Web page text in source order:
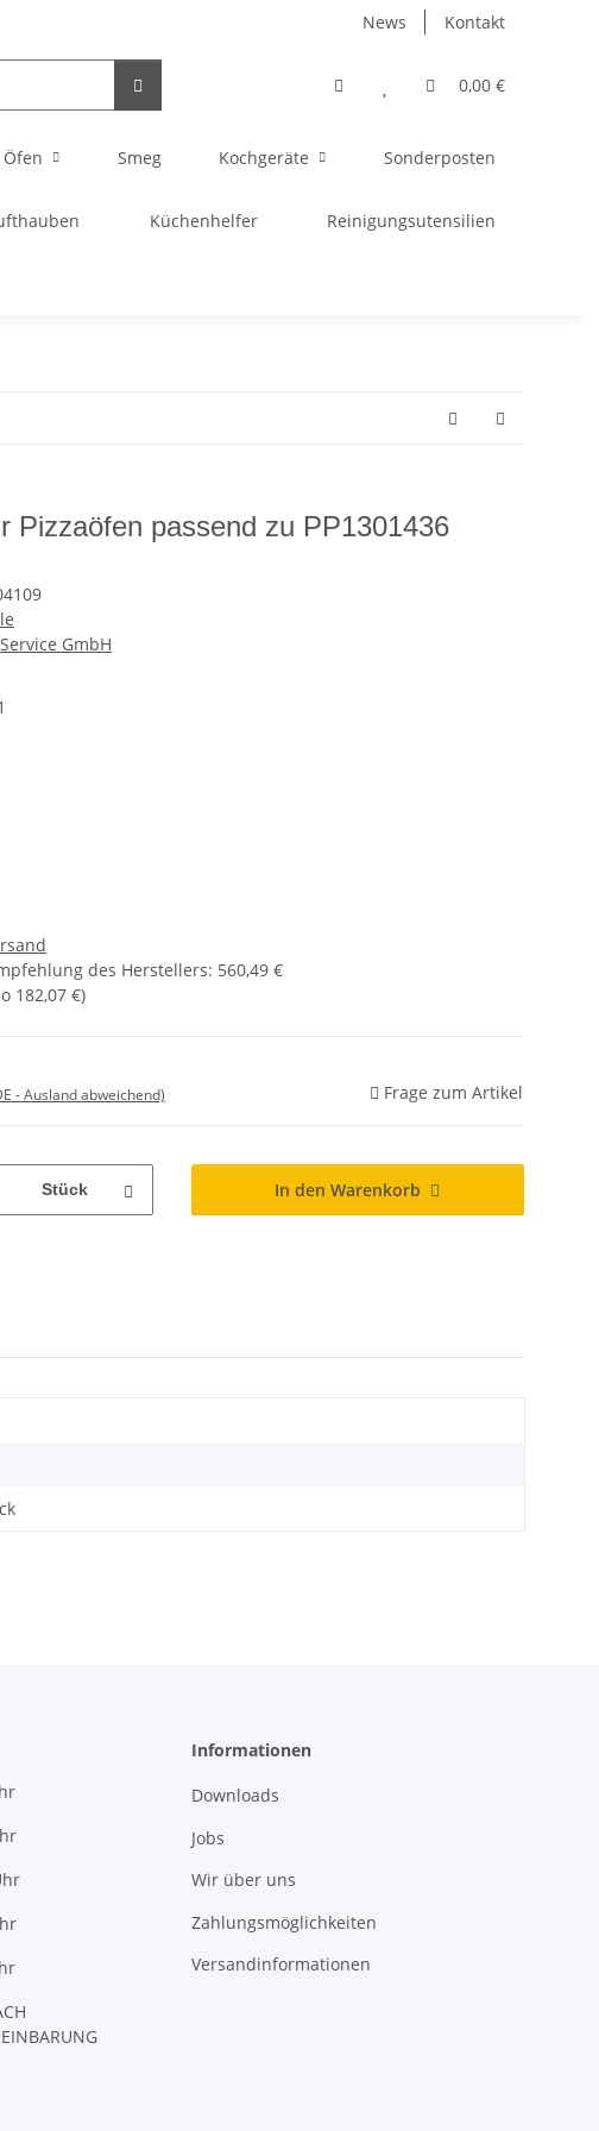
News Kontakt
0,00 €
Smeg Kochgeräte Sonderposten
Küchenhelfer Reinigungsutensilien
Pizzaöfen passend zu PP1301436
GmbH
des Herstellers: 560,49 €
182,07 €)
- Ausland abweichend) Frage zum Artikel
Stück In den Warenkorb
Informationen
Downloads
Jobs
Wir über uns
Zahlungsmöglichkeiten
Versandinformationen